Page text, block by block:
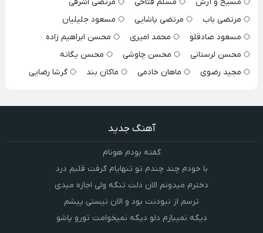
مرتضی باب
مرتضی پاشایی
مسعود جلیلیان
مسعود صادقلو
محمد امیری
محسن ابراهیم زاده
محسن لرستانی
محسن چاوشی
محسن یگانه
مجید رضوی
ماهان خادمی ماکان بند گرشا رضایی
آهنگ جدید
گفته بودم هونام
با خودم چند چندم تو تنهایام گرفت قلبم درد
دخترم میدونم الان دلت تنگه ولی اجازه میدی
ترسم از نبودنت بود و الان نیستی پیشم
دیگه نمیبازم دلو دیگه نمیخوامت تورو پاشو